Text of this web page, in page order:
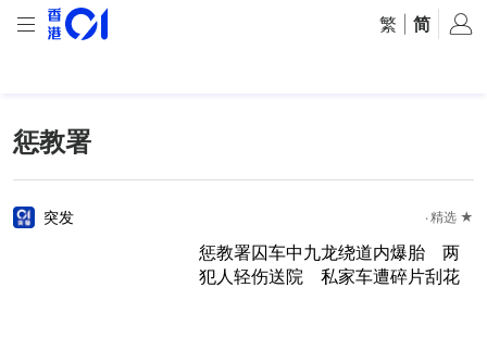
繁 简
惩教署
突发 精选 ★
惩教署囚车中九龙绕道内爆胎 两
犯人轻伤送院 私家车遭碎片刮花